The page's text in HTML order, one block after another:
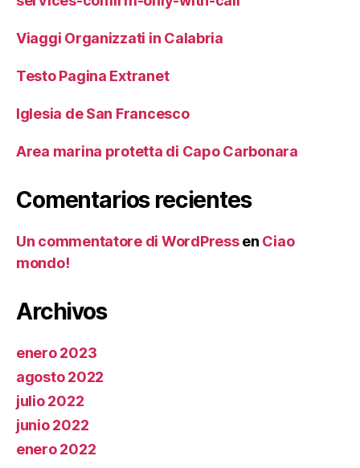
Viaggi Organizzati in Calabria
Testo Pagina Extranet
Iglesia de San Francesco
Area marina protetta di Capo Carbonara
Comentarios recientes
Un commentatore di WordPressen Ciao
mondo!
Archivos
enero 2023
agosto 2022
julio 2022
junio 2022
enero 2022